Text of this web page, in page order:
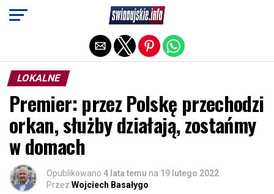
LOKALNE
Premier: przez Polskę przechodzi
orkan, służby działają, zostańmy
w domach
Opublikowano 4 lata temu na 19 lutego 2022
Przez Wojciech Basałygo
Exit mobile version